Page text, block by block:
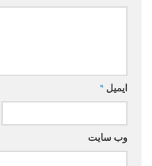
ایمیل *
وب‌ سایت